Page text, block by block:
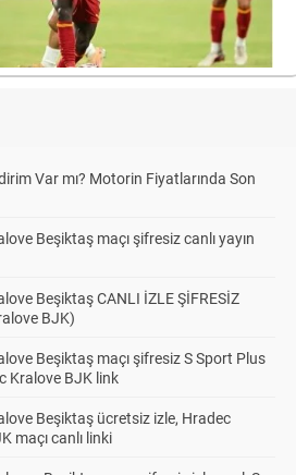
Var mı? Motorin Fiyatlarında Son
Beşiktaş maçı şifresiz canlı yayın
Beşiktaş CANLI İZLE ŞİFRESİZ
BJK)
Beşiktaş maçı şifresiz S Sport Plus
Kralove BJK link
Beşiktaş ücretsiz izle, Hradec
maçı canlı linki